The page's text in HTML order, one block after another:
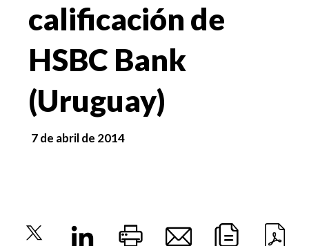
calificación de
HSBC Bank
(Uruguay)
7 de abril de 2014